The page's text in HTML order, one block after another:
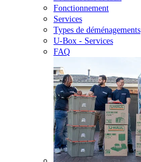
Fonctionnement
Services
Types de déménagements
U-Box - Services
FAQ